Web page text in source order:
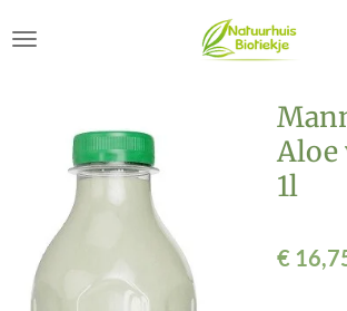
direct
hoofdinhoud
Aloe
1l
€